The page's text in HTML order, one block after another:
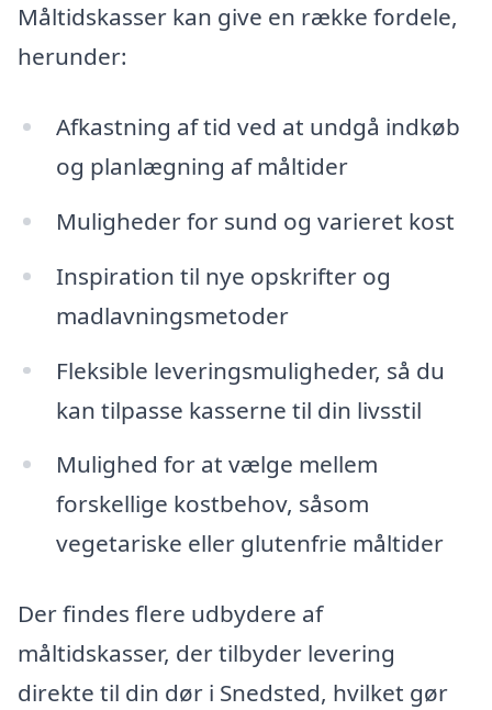
Måltidskasser kan give en række fordele,
herunder:
Afkastning af tid ved at undgå indkøb
og planlægning af måltider
Muligheder for sund og varieret kost
Inspiration til nye opskrifter og
madlavningsmetoder
Fleksible leveringsmuligheder, så du
kan tilpasse kasserne til din livsstil
Mulighed for at vælge mellem
forskellige kostbehov, såsom
vegetariske eller glutenfrie måltider
Der findes flere udbydere af
måltidskasser, der tilbyder levering
direkte til din dør i Snedsted, hvilket gør